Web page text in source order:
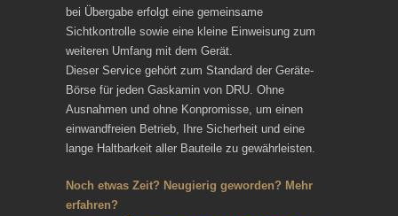
bei Übergabe erfolgt eine gemeinsame
Sichtkontrolle sowie eine kleine Einweisung zum
weiteren Umfang mit dem Gerät.
Dieser Service gehört zum Standard der Geräte-
Börse für jeden Gaskamin von DRU. Ohne
Ausnahmen und ohne Konpromisse, um einen
einwandfreien Betrieb, Ihre Sicherheit und eine
lange Haltbarkeit aller Bauteile zu gewährleisten.
Noch etwas Zeit? Neugierig geworden? Mehr
erfahren?